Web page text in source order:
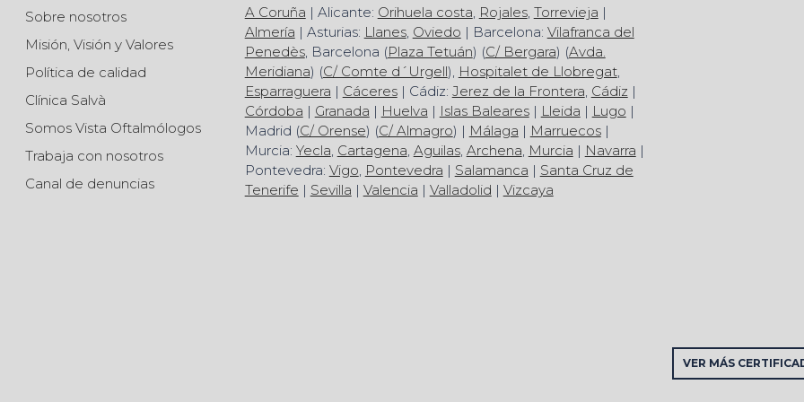
Sobre nosotros
Misión, Visión y Valores
Política de calidad
Clínica Salvà
Somos Vista Oftalmólogos
Trabaja con nosotros
Canal de denuncias
A Coruña | Alicante: Orihuela costa, Rojales, Torrevieja |
Almería | Asturias: Llanes, Oviedo | Barcelona: Vilafranca del
Penedès, Barcelona (Plaza Tetuán) (C/ Bergara) (Avda.
Meridiana) (C/ Comte d´Urgell), Hospitalet de Llobregat,
Esparraguera | Cáceres| Cádiz: Jerez de la Frontera, Cádiz |
Córdoba | Granada | Huelva | Islas Baleares| Lleida | Lugo |
Madrid (C/ Orense) (C/ Almagro) | Málaga | Marruecos|
Murcia: Yecla, Cartagena, Aguilas, Archena, Murcia | Navarra |
Pontevedra: Vigo, Pontevedra | Salamanca | Santa Cruz de
Tenerife | Sevilla | Valencia | Valladolid | Vizcaya
VER MÁS